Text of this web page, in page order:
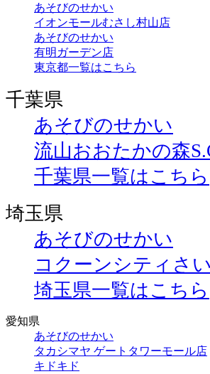
あそびのせかい
イオンモールむさし村山店
あそびのせかい
有明ガーデン店
東京都一覧はこちら
千葉県
あそびのせかい
流山おおたかの森
千葉県一覧はこちら
埼玉県
あそびのせかい
コクーンシティさ
埼玉県一覧はこちら
愛知県
あそびのせかい
タカシマヤ ゲートタワーモール店
キドキド